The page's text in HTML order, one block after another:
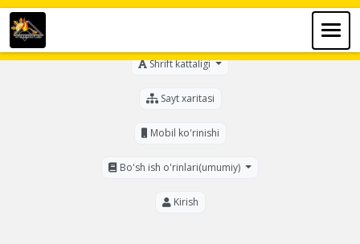
Shrift kattaligi
Sayt xaritasi
Mobil ko'rinishi
Bo'sh ish o'rinlari(umumiy)
Kirish